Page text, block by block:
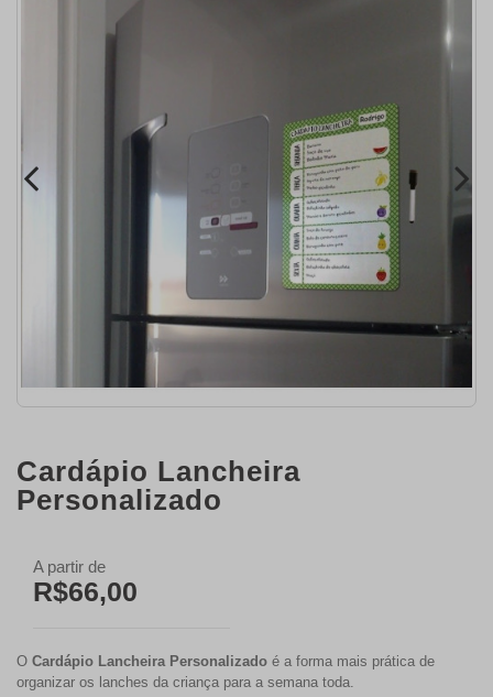
Cardápio Lancheira
Personalizado
A partir de
R$66,00
O Cardápio Lancheira Personalizado é a forma mais prática de
organizar os lanches da criança para a semana toda.